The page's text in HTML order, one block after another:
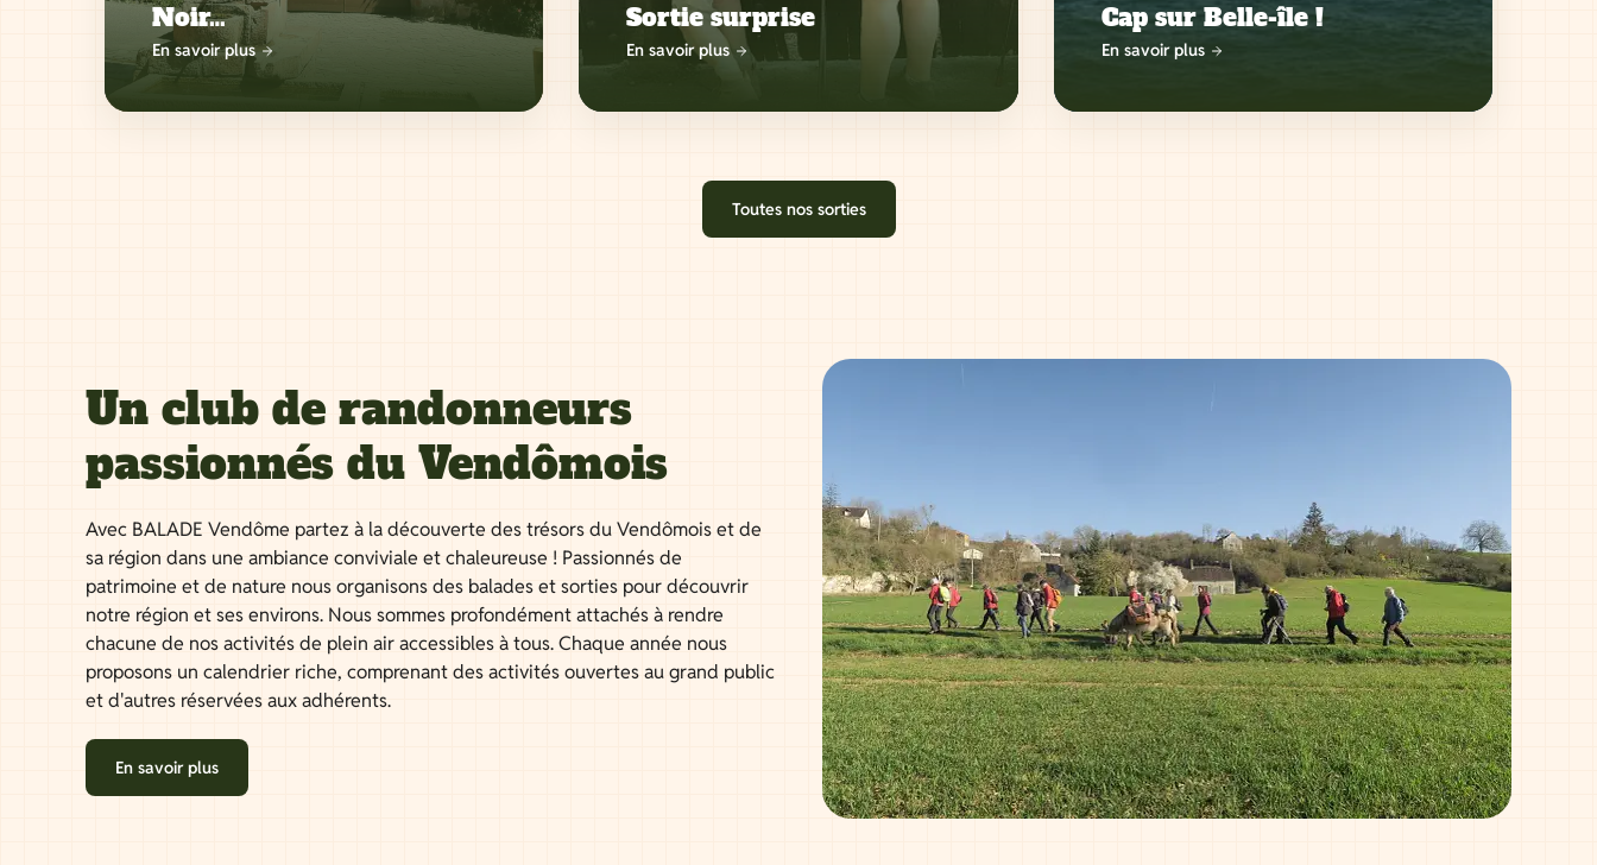
Noir…
En savoir plus
Sortie surprise
En savoir plus
Cap sur Belle-île !
En savoir plus
Toutes nos sorties
Un club de randonneurs
passionnés du Vendômois
Avec BALADE Vendôme partez à la découverte des trésors du Vendômois et de
sa région dans une ambiance conviviale et chaleureuse ! Passionnés de
patrimoine et de nature nous organisons des balades et sorties pour découvrir
notre région et ses environs. Nous sommes profondément attachés à rendre
chacune de nos activités de plein air accessibles à tous. Chaque année nous
proposons un calendrier riche, comprenant des activités ouvertes au grand public
et d'autres réservées aux adhérents.
En savoir plus